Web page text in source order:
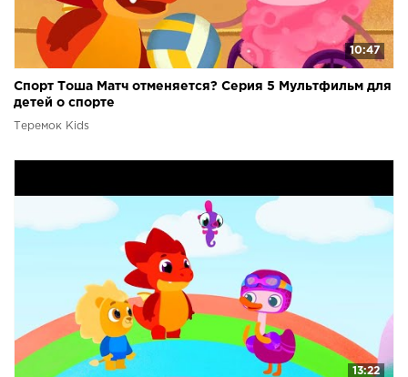
10:47
Спорт Тоша Матч отменяется? Серия 5 Мультфильм для
детей о спорте
Теремок Kids
13:22